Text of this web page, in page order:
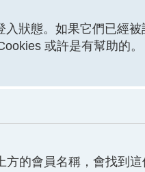
入狀態。如果它們已經
或許是有幫助的。
的會員名稱，會找到